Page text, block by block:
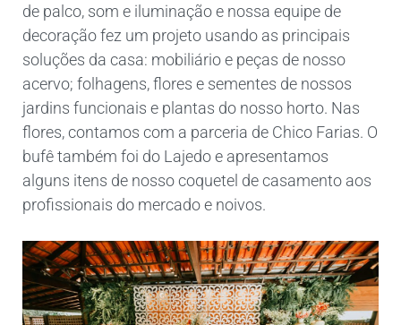
de palco, som e iluminação e nossa equipe de
decoração fez um projeto usando as principais
soluções da casa: mobiliário e peças de nosso
acervo; folhagens, flores e sementes de nossos
jardins funcionais e plantas do nosso horto. Nas
flores, contamos com a parceria de Chico Farias. O
bufê também foi do Lajedo e apresentamos
alguns itens de nosso coquetel de casamento aos
profissionais do mercado e noivos.